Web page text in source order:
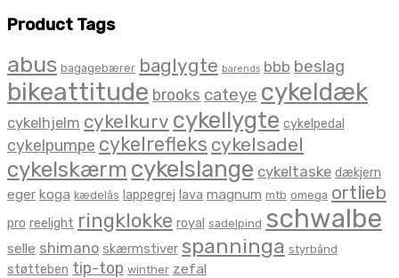
Product Tags
abus bagagebærer baglygte barends bbb beslag
bikeattitude brooks cateye cykeldæk
cykelhjelm cykelkurv cykellygte cykelpedal
cykelpumpe cykelrefleks cykelsadel
cykelskærm cykelslange cykeltaske dækjern
eger koga kædelås lappegrej lava magnum mtb omega ortlieb
pro reelight ringklokke royal sadelpind schwalbe
selle shimano skærmstiver spanninga styrbånd
støtteben tip-top winther zefal